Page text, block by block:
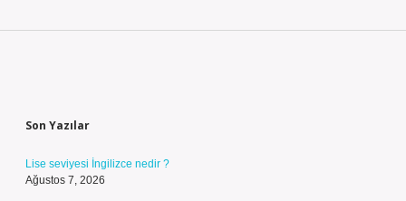
Son Yazılar
Lise seviyesi İngilizce nedir ?
Ağustos 7, 2026